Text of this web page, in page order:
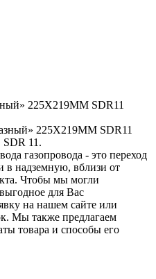
225Х219ММ SDR11
225Х219ММ SDR11
11.
газопровода - это переход
в надземную, вблизи от
Чтобы мы могли
для Вас
на нашем сайте или
Мы также предлагаем
товара и способы его